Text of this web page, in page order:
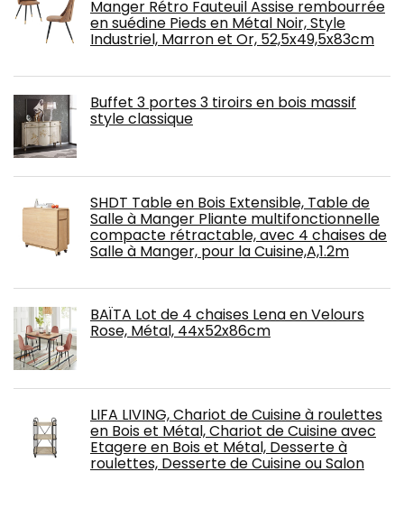
Manger Rétro Fauteuil Assise rembourrée
en suédine Pieds en Métal Noir, Style
Industriel, Marron et Or, 52,5x49,5x83cm
Buffet 3 portes 3 tiroirs en bois massif
style classique
SHDT Table en Bois Extensible, Table de
Salle à Manger Pliante multifonctionnelle
compacte rétractable, avec 4 chaises de
Salle à Manger, pour la Cuisine,A,1.2m
BAÏTA Lot de 4 chaises Lena en Velours
Rose, Métal, 44x52x86cm
LIFA LIVING, Chariot de Cuisine à roulettes
en Bois et Métal, Chariot de Cuisine avec
Etagere en Bois et Métal, Desserte à
roulettes, Desserte de Cuisine ou Salon